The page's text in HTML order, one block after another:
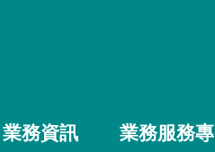
業務資訊
業務服務專